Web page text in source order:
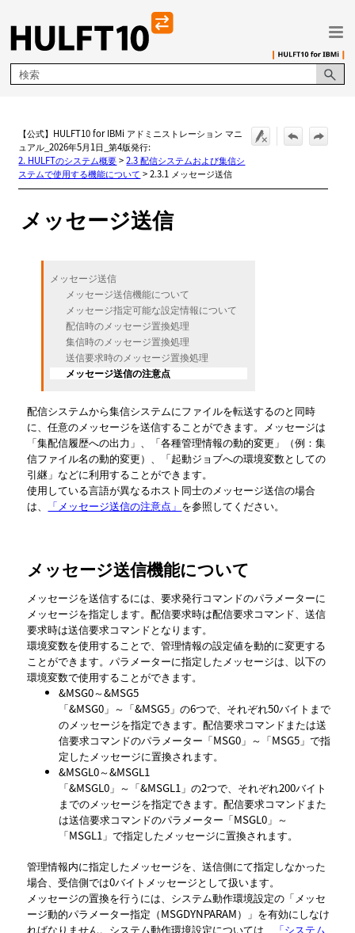
メイン コンテンツにスキップ
【公式】HULFT10 for IBMi アドミニストレーション マニ
ュアル_2026年5月1日_第4版発行:
2. HULFTのシステム概要>2.3 配信システムおよび集信シ
ステムで使用する機能について >2.3.1 メッセージ送信
メッセージ送信
メッセージ送信
メッセージ送信機能について
メッセージ指定可能な設定情報について
配信時のメッセージ置換処理
集信時のメッセージ置換処理
送信要求時のメッセージ置換処理
メッセージ送信の注意点
配信システムから集信システムにファイルを転送するのと同時
に、任意のメッセージを送信することができます。メッセージは
「集配信履歴への出力」、「各種管理情報の動的変更」（例：集
信ファイル名の動的変更）、「起動ジョブへの環境変数としての
引継」などに利用することができます。
使用している言語が異なるホスト同士のメッセージ送信の場合
は、
「メッセージ送信の注意点」 を参照してください。
メッセージ送信機能について
メッセージを送信するには、要求発行コマンドのパラメーターに
メッセージを指定します。配信要求時は配信要求コマンド、送信
要求時は送信要求コマンドとなります。
環境変数を使用することで、管理情報の設定値を動的に変更する
ことができます。パラメーターに指定したメッセージは、以下の
環境変数で使用することができます。
&MSG0～&MSG5
「&MSG0」～「&MSG5」の6つで、それぞれ50バイトまで
のメッセージを指定できます。配信要求コマンドまたは送
信要求コマンドのパラメーター「MSG0」～「MSG5」で指
定したメッセージに置換されます。
&MSGL0～&MSGL1
「&MSGL0」～「&MSGL1」の2つで、それぞれ200バイト
までのメッセージを指定できます。配信要求コマンドまた
は送信要求コマンドのパラメーター「MSGL0」～
「MSGL1」で指定したメッセージに置換されます。
管理情報内に指定したメッセージを、送信側にて指定しなかった
場合、受信側では0バイトメッセージとして扱います。
メッセージの置換を行うには、システム動作環境設定の
メッセ
ージ動的パラメーター指定（MSGDYNPARAM）
を有効にしなけ
ればなりません。システム動作環境設定については、
「システム